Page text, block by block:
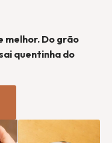
melhor. Do grão
quentinha do